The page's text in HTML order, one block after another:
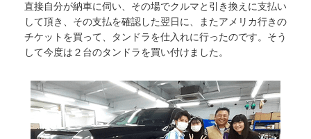
直接自分が納車に伺い、その場でクルマと引き換えに支払い
して頂き、その支払を確認した翌日に、またアメリカ行きの
チケットを買って、タンドラを仕入れに行ったのです。そう
して今度は２台のタンドラを買い付けました。